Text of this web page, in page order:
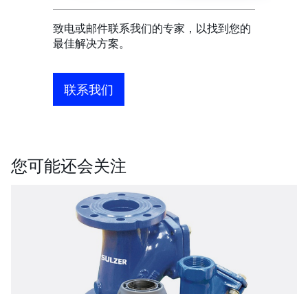
致电或邮件联系我们的专家，以找到您的
最佳解决方案。
联系我们
您可能还会关注